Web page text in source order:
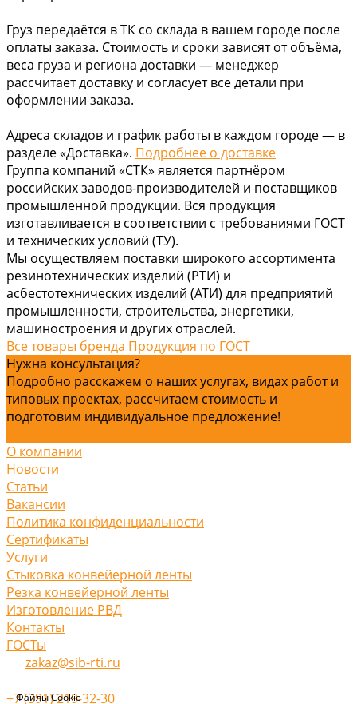
Файлы Cookie
Груз передаётся в ТК со склада в вашем городе после
оплаты заказа. Стоимость и сроки зависят от объёма,
веса груза и региона доставки — менеджер
рассчитает доставку и согласует все детали при
оформлении заказа.
Адреса складов и график работы в каждом городе — в
разделе «Доставка». Подробнее о доставке
Группа компаний «СТК» является партнёром
российских заводов-производителей и поставщиков
промышленной продукции. Вся продукция
изготавливается в соответствии с требованиями ГОСТ
и технических условий (ТУ).
Мы осуществляем поставки широкого ассортимента
резинотехнических изделий (РТИ) и
асбестотехнических изделий (АТИ) для предприятий
промышленности, строительства, энергетики,
машиностроения и других отраслей.
Все товары бренда Продукция по ГОСТ
Нужна консультация?
Подробно расскажем о наших услугах, видах работ и
типовых проектах, рассчитаем стоимость и
подготовим индивидуальное предложение!
О компании
Новости
Статьи
Вакансии
Политика конфиденциальности
Сертификаты
Услуги
Стыковка конвейерной ленты
Резка конвейерной ленты
Изготовление РВД
Контакты
ГОСТы
zakaz@sib-rti.ru
+7 (391) 219-32-30